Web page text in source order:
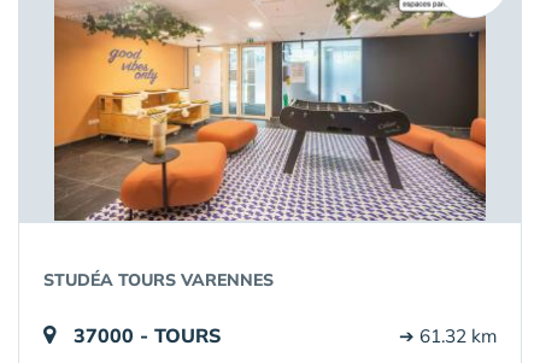
STUDÉA TOURS VARENNES
37000 - TOURS ➔ 61.32 km